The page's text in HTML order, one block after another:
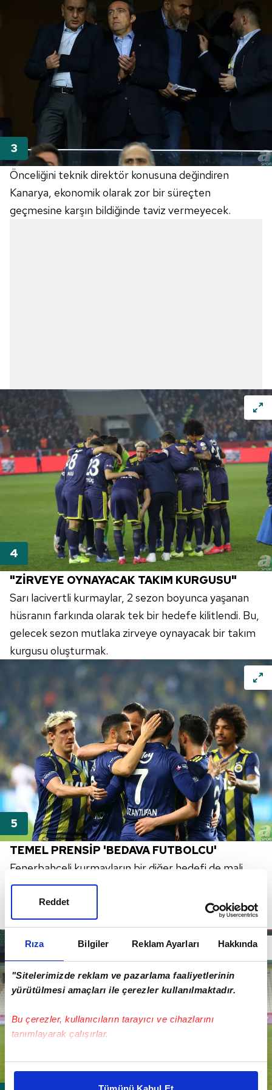
Rıza Bilgiler Reklam Ayarları Hakkında
"Sitelerimizde reklam ve pazarlama faaliyetlerinin
yürütülmesi amaçları ile çerezler kullanılmaktadır.
Bu çerezler, kullanıcıların tarayıcı ve cihazlarını
tanımlayarak çalışırlar.
Bu çerezlere izin vermeniz halinde sizlere özel
Reddet
Önceliğini teknik direktör konusuna değindiren
Kanarya, ekonomik olarak zor bir süreçten
geçmesine karşın bildiğinde taviz vermeyecek.
"ZİRVEYE OYNAYACAK TAKIM KURGUSU"
Sarı lacivertli kurmaylar, 2 sezon boyunca yaşanan
hüsranın farkında olarak tek bir hedefe kilitlendi. Bu,
gelecek sezon mutlaka zirveye oynayacak bir takım
kurgusu oluşturmak.
TEMEL PRENSİP 'BEDAVA FUTBOLCU'
Fenerbahçeli kurmayların bir diğer hedefi de mali
olarak istenilen pozisyonda olan isimler. Sarı lacivertli
yönetim, şu anda bonservisi elinde olan futbolcularla
temaslarda bulunuyor.